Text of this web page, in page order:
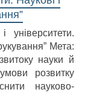
університети.
Мета:
науки й
розвитку
науково-